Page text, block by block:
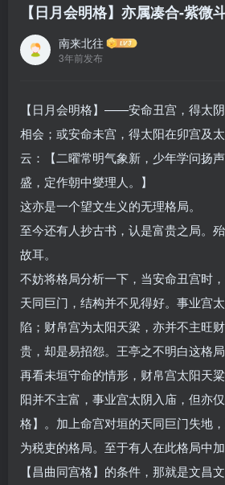
【日月会明格】亦属凑合-紫微
南来北往
3年前发布
【日月会明格】——安命丑宫，得太
相会；或安命未宫，得太阳在卯宫及
云：【二曜常明气象新，少年学问扬
盛，定作朝中燮理人。】
这亦是一个望文生义的无理格局。
至今还有人抄古书，认是富贵之局。
故耳。
不妨将格局分析一下，当安命丑宫时
天同巨门，结构并不见得好。事业宫
陷；财帛宫为太阳天梁，亦并不主旺
贵，却是易招怨。王亭之不明白这格
再看未垣守命的情形，财帛宫太阳天
阳并不主富，事业宫太阴入庙，但亦
格】。加上命宫对垣的天同巨门失地
为税吏的格局。至于有人在此格局中加
【昌曲同宫格】的条件，那就是文昌